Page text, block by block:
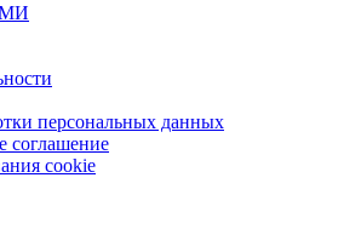
персональных данных
соглашение
cookie